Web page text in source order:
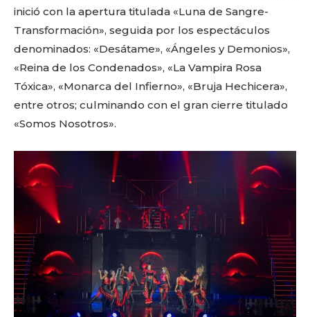
inició con la apertura titulada «Luna de Sangre-
Transformación», seguida por los espectáculos
denominados: «Desátame», «Ángeles y Demonios»,
«Reina de los Condenados», «La Vampira Rosa
Tóxica», «Monarca del Infierno», «Bruja Hechicera»,
entre otros; culminando con el gran cierre titulado
«Somos Nosotros».